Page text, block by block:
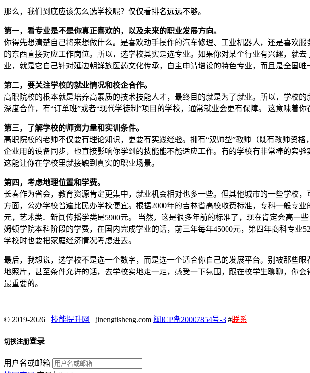
那么，我们到底应该怎么选学校呢？仅仅看排名远远不够。
第一，看专业是不是你真正喜欢的，以及未来的职业发展方向。
你得先想清楚自己将来想做什么。是喜欢动手操作的汽车修理、工业机器人，还是喜欢
的东西直接对应工作岗位。所以，选学校其实是选专业。如果你对某个行业有兴趣，就
业，就是它自己针对延边朝鲜族医药文化传承，自主申请增设的特色专业，而且是全国
第二，要关注学校的就业情况和校企合作。
高职院校的根本就是培养高素质的技术技能人才，最终目的就是为了就业。所以，学校
深度合作，有“订单班”或者“现代学徒制”项目的学校，通常就业会更有保障。 这意味着
第三，了解学校的师资力量和实训条件。
高职院校的老师不仅要有理论知识，更要有实践经验。拥有“双师型”教师（既有教师资
企业用的设备同步，也直接影响你学到的技能能不能适应工作。有的学校有非常棒的实
这能让你在学校里就接触到真实的职业场景。
第四，考虑地理位置和学费。
长春作为省会，教育资源肯定更集中，就业机会相对也多一些。但其他城市的一些学校
方面，公办学校普遍比民办学校便宜。根据2000年的吉林省高校收费标准，专科一般专
元，艺术类、新闻传播学类是5900元。 当然，这是很多年前的标准了，现在肯定会高
姆顿学院本科阶段的学费，在国内完成学业的话，前三年每年45000元，第四年商科专
学校时也要把家庭经济情况考虑进去。
最后，我想说，选学校不是选一个数字，而是选一个适合你自己的发展平台。别被那些
地照片，甚至条件允许的话，去学校实地走一走，感受一下氛围，跟在校学生聊聊，你
最重要的。
© 2019-2026 技能提升网 jinengtisheng.com 闽ICP备20007854号-3 #联系
切换注册登录
用户名或邮箱